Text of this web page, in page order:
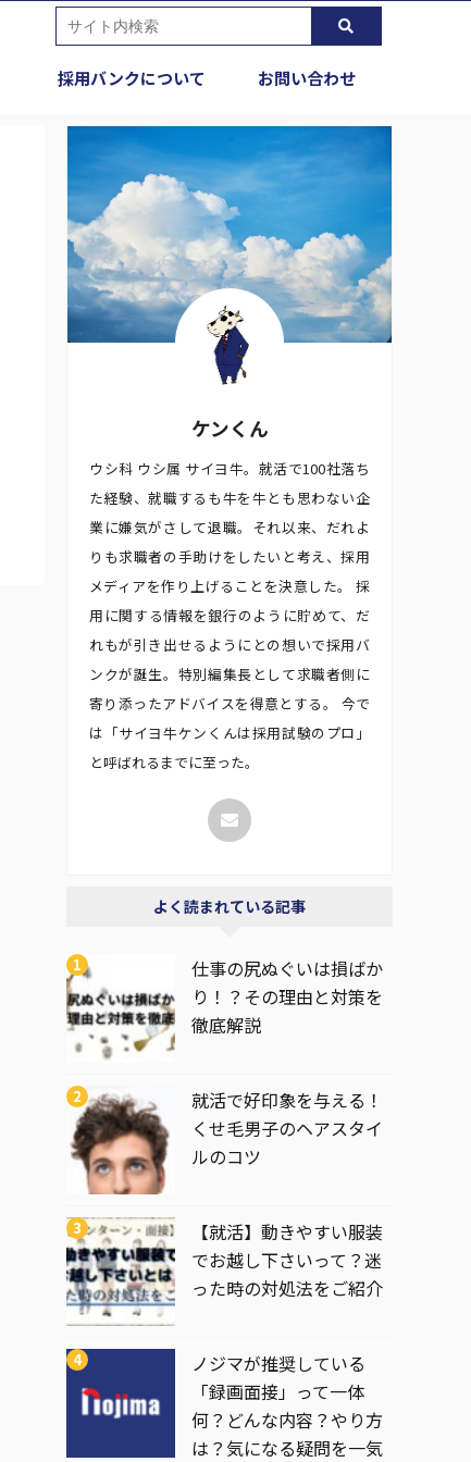
採用バンクについて お問い合わせ
ケンくん
ウシ科 ウシ属 サイヨ牛。就活で100社落ち
た経験、就職するも牛を牛とも思わない企
業に嫌気がさして退職。それ以来、だれよ
りも求職者の手助けをしたいと考え、採用
メディアを作り上げることを決意した。 採
用に関する情報を銀行のように貯めて、だ
れもが引き出せるようにとの想いで採用バ
ンクが誕生。特別編集長として求職者側に
寄り添ったアドバイスを得意とする。 今で
は「サイヨ牛ケンくんは採用試験のプロ」
と呼ばれるまでに至った。
よく読まれている記事
仕事の尻ぬぐいは損ばか
り！？その理由と対策を
徹底解説
就活で好印象を与える！
くせ毛男子のヘアスタイ
ルのコツ
【就活】動きやすい服装
でお越し下さいって？迷
った時の対処法をご紹介
ノジマが推奨している
「録画面接」って一体
何？どんな内容？やり方
は？気になる疑問を一気